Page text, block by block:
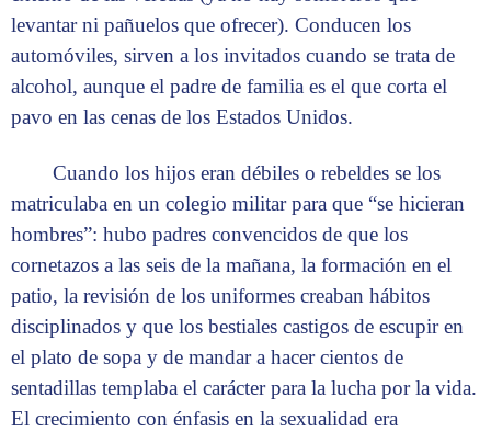
levantar ni pañuelos que ofrecer). Conducen los
automóviles, sirven a los invitados cuando se trata de
alcohol, aunque el padre de familia es el que corta el
pavo en las cenas de los Estados Unidos.
Cuando los hijos eran débiles o rebeldes se los
matriculaba en un colegio militar para que “se hicieran
hombres”: hubo padres convencidos de que los
cornetazos a las seis de la mañana, la formación en el
patio, la revisión de los uniformes creaban hábitos
disciplinados y que los bestiales castigos de escupir en
el plato de sopa y de mandar a hacer cientos de
sentadillas templaba el carácter para la lucha por la vida.
El crecimiento con énfasis en la sexualidad era